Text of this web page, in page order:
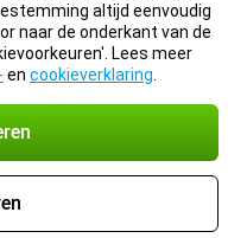
altijd eenvoudig
naar de onderkant van de
Lees meer
en cookieverklaring